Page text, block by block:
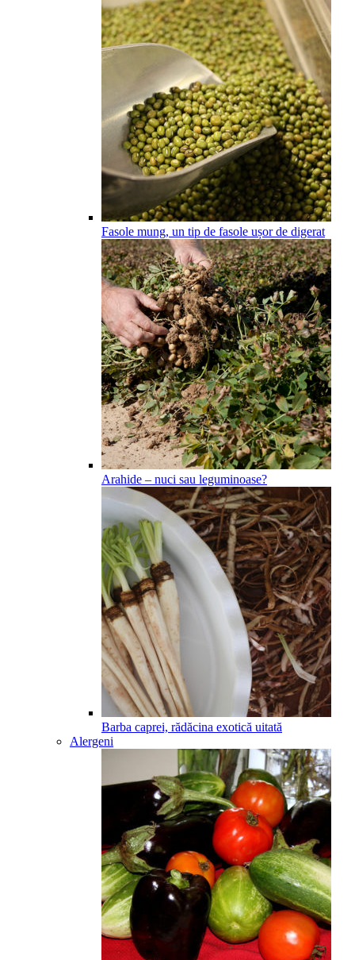
Fasole mung, un tip de fasole ușor de digerat
Arahide – nuci sau leguminoase?
Barba caprei, rădăcina exotică uitată
Alergeni